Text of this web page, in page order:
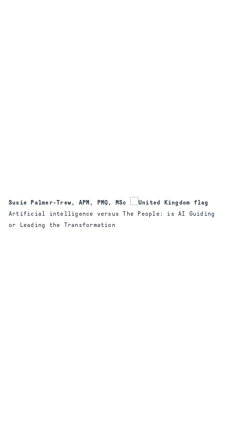
Susie Palmer-Trew, APM, PMQ, MSc
Artificial intelligence versus The People: is AI Guiding
or Leading the Transformation